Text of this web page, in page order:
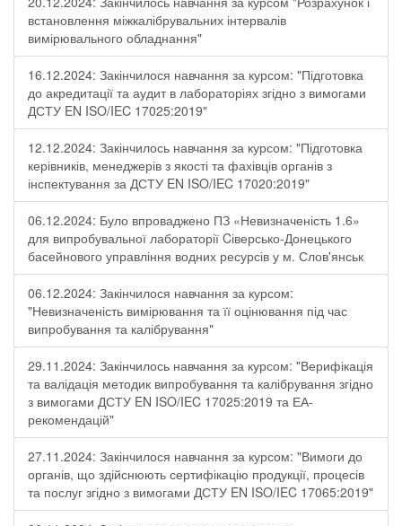
встановлення міжкалібрувальних інтервалів
вимірювального обладнання"
16.12.2024: Закінчилося навчання за курсом: "Підготовка
до акредитації та аудит в лабораторіях згідно з вимогами
ДСТУ EN ISO/IEC 17025:2019"
12.12.2024: Закінчилось навчання за курсом: "Підготовка
керівників, менеджерів з якості та фахівців органів з
інспектування за ДСТУ EN ISO/IEC 17020:2019"
06.12.2024: Було впроваджено ПЗ «Невизначеність 1.6»
для випробувальної лабораторії Cіверсько-Донецького
басейнового управління водних ресурсів у м. Слов'янськ
06.12.2024: Закінчилося навчання за курсом:
"Невизначеність вимірювання та її оцінювання під час
випробування та калібрування"
29.11.2024: Закінчилось навчання за курсом: "Верифікація
та валідація методик випробування та калібрування згідно
з вимогами ДСТУ EN ISO/IEC 17025:2019 та ЕА-
рекомендацій"
27.11.2024: Закінчилося навчання за курсом: "Вимоги до
органів, що здійснюють сертифікацію продукції, процесів
та послуг згідно з вимогами ДСТУ EN ISO/IEC 17065:2019"